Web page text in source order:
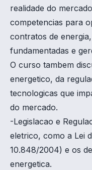
realidade do
competencias para
contratos de
fundamentadas e
O curso tambem
energetico, da
tecnologicas que
do mercado.
-Legislacao e
eletrico, como a Lei
10.848/2004) e os
energetica.